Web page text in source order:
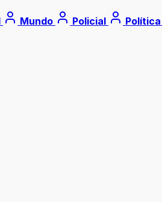
Mundo Policial Política